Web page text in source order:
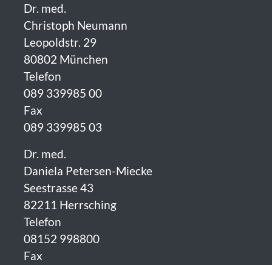
Dr. med.
Christoph Neumann
Leopoldstr. 29
80802 München
Telefon
089 339985 00
Fax
089 339985 03
Dr. med.
Daniela Petersen-Miecke
Seestrasse 43
82211 Herrsching
Telefon
08152 998800
Fax